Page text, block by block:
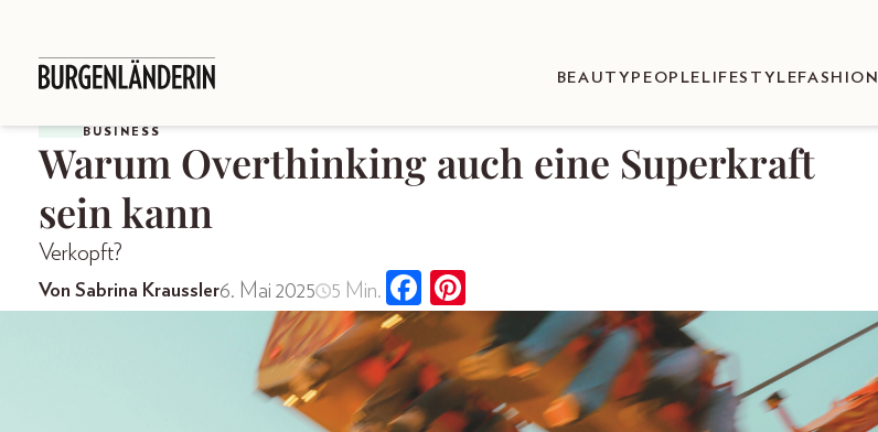
BEAUTY PEOPLE LIFESTYLEFASHION
BUSINESS
Warum Overthinking auch eine Superkraft
sein kann
Verkopft?
Von Sabrina Kraussler6. Mai 2025 5 Min.